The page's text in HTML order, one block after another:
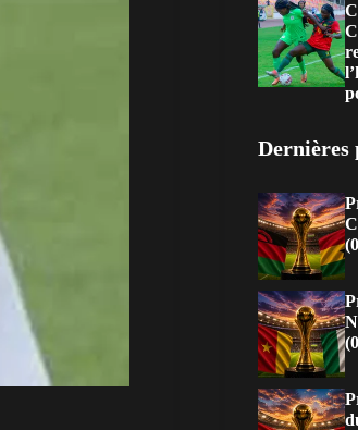
Dernières